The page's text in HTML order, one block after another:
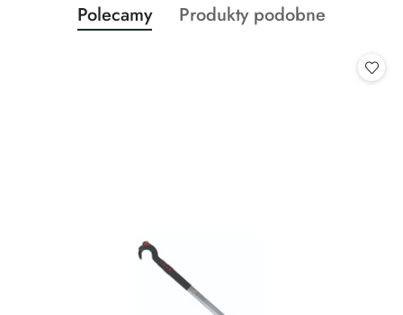
Pomiń karuzelę produktów
Produkty
o
Polecamy
Produkty
Produkty podobne